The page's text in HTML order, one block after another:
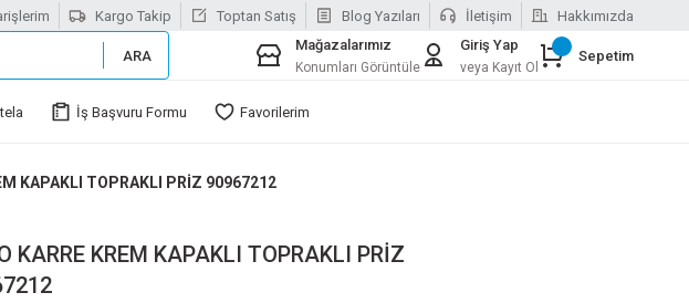
Kargo Takip Toptan Satış Blog Yazıları İletişim Hakkımızda
ARA
Mağazalarımız
Konumları Görüntüle
Giriş Yap
veya Kayıt Ol
Sepetim
İş Başvuru Formu Favorilerim
KAPAKLI TOPRAKLI PRİZ 90967212
KARRE KREM KAPAKLI TOPRAKLI PRİZ